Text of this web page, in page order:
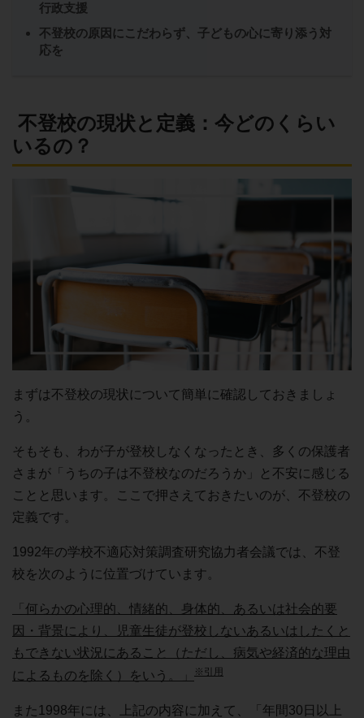
行政支援
不登校の原因にこだわらず、子どもの心に寄り添う対
応を
不登校の現状と定義：今どのくらい
いるの？
まずは不登校の現状について簡単に確認しておきましょ
う。
そもそも、わが子が登校しなくなったとき、多くの保護者
さまが「うちの子は不登校なのだろうか」と不安に感じる
ことと思います。ここで押さえておきたいのが、不登校の
定義です。
1992年の学校不適応対策調査研究協力者会議では、不登
校を次のように位置づけています。
「何らかの心理的、情緒的、身体的、あるいは社会的要
因・背景により、児童生徒が登校しないあるいはしたくと
もできない状況にあること（ただし、病気や経済的な理由
によるものを除く）をいう。」
※引用
また1998年には、上記の内容に加えて、「年間30日以上